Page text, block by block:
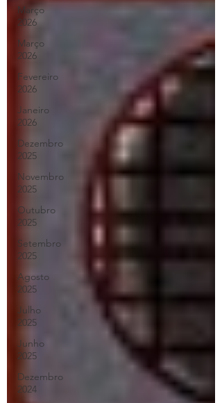
Março
2026
Março
2026
Fevereiro
2026
Janeiro
2026
Dezembro
2025
Novembro
2025
Outubro
2025
Setembro
2025
Agosto
2025
Julho
2025
Junho
2025
Dezembro
2024